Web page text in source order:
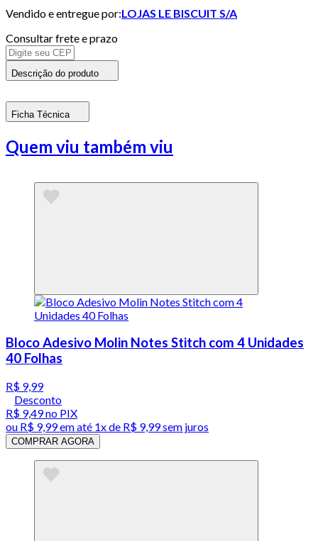
Vendido e entregue por:LOJAS LE BISCUIT S/A
Consultar frete e prazo
Descrição do produto
Ficha Técnica
Quem viu também viu
Bloco Adesivo Molin Notes Stitch com 4 Unidades
40 Folhas
R$ 9,99
Desconto
R$ 9,49no PIX
ou R$ 9,99em até 1x de R$ 9,99sem juros
COMPRAR AGORA